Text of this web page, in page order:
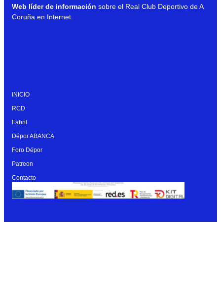
Web líder de información sobre el Real Club Deportivo de A
Coruña en Internet.
INICIO
RCD
Fabril
Dépor ABANCA
Foro Dépor
Patreon
Contacto